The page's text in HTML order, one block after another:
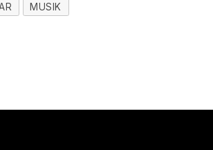
MUSIK